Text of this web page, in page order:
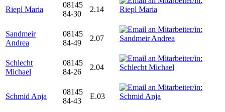
Riepl Maria
08145
84-30
2.14
Sandmeir
Andrea
08145
84-49
2.07
Schlecht
Michael
08145
84-26
2.04
Schmid Anja
08145
84-43
E.03